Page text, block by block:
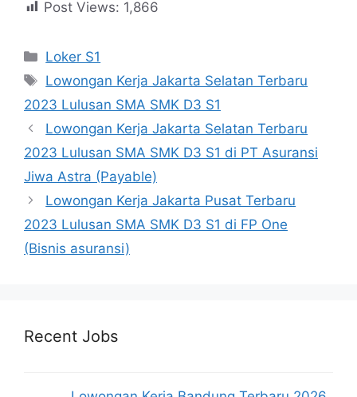
Post Views: 1,866
Kategori
Loker S1
Tag
Lowongan Kerja Jakarta Selatan Terbaru
2023 Lulusan SMA SMK D3 S1
Lowongan Kerja Jakarta Selatan Terbaru
2023 Lulusan SMA SMK D3 S1 di PT Asuransi
Jiwa Astra (Payable)
Lowongan Kerja Jakarta Pusat Terbaru
2023 Lulusan SMA SMK D3 S1 di FP One
(Bisnis asuransi)
Recent Jobs